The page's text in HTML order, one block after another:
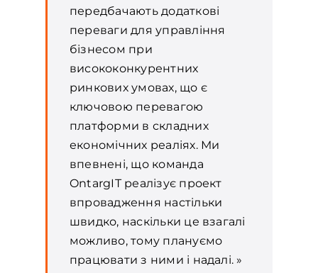
передбачають додаткові
переваги для управління
бізнесом при
висококонкурентних
ринкових умовах, що є
ключовою перевагою
платформи в складних
економічних реаліях. Ми
впевнені, що команда
OntargIT реалізує проект
впровадження настільки
швидко, наскільки це взагалі
можливо, тому плануємо
працювати з ними і надалі. »